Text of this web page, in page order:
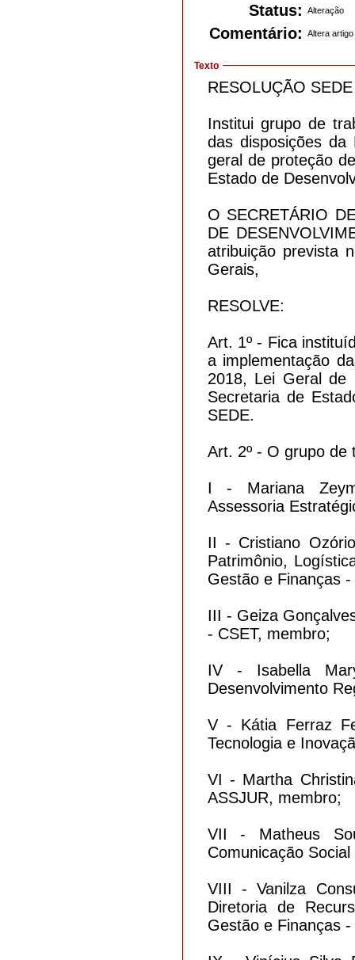
Status: Alteração
Comentário: Altera artigo
Texto
RESOLUÇÃO
Institui grupo de
das disposições
geral de proteção
Estado de
O SECRETÁRIO
DE
atribuição prevista
Gerais,
RESOLVE:
Art. 1º - Fica
a implementação
2018, Lei Geral de
Secretaria de
SEDE.
Art. 2º - O grupo de
I - Mariana
Assessoria
II - Cristiano
Patrimônio,
Gestão e Finanças
III - Geiza
- CSET, membro;
IV - Isabella
Desenvolvimento
V - Kátia Ferraz
Tecnologia e
VI - Martha
ASSJUR, membro;
VII - Matheus
Comunicação
VIII - Vanilza
Diretoria de
Gestão e Finanças